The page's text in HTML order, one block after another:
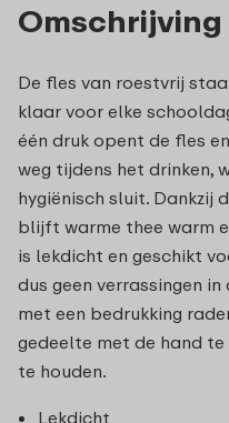
Omschrijving
De fles van roestvrij
klaar voor elke
één druk opent de fles
weg tijdens het drinken,
hygiënisch sluit. Dankzij
blijft warme thee warm
is lekdicht en geschikt
dus geen verrassingen
met een bedrukking
gedeelte met de hand
te houden.
Lekdicht